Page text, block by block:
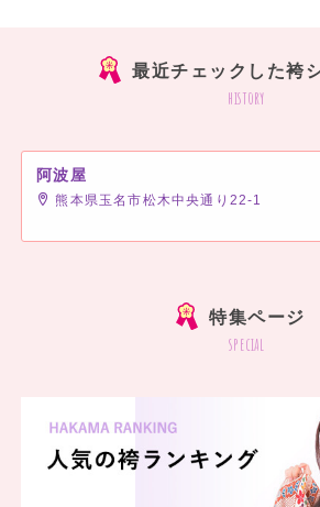
最近チェックした袴
history
阿波屋
熊本県玉名市松木中央通り22-1
特集ページ
special